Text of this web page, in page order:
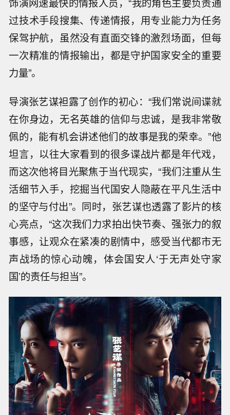
过技术手段搜集、传递情报，用专业能力为任务
保驾护航，虽然没有直面交锋的激烈场面，但每
一次精准的情报输出，都是守护国家安全的重要
力量”。
导演张艺谋袒露了创作的初心：“我们常说间谍就
在你身边，无名英雄的信仰与忠诚，是我非常敬
佩的，能有机会讲述他们的故事是我的荣幸。”他
坦言，以往大家看到的很多谍战片都是年代戏，
而这次他将目光聚焦于当代现实，“我们注重从生
活细节入手，挖掘当代国安人隐蔽在平凡生活中
的坚守与付出”。同时，张艺谋也透露了影片的核
心亮点，“这次我们力求拍出快节奏、强张力的叙
事感，让观众在紧凑的剧情中，感受当代都市无
声战场的惊心动魄，体会国安人‘于无声处守家
国’的责任与担当”。